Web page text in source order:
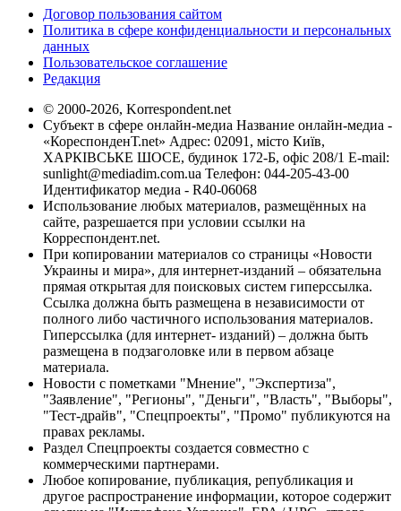
Договор пользования сайтом
Политика в сфере конфиденциальности и персональных
данных
Пользовательское соглашение
Редакция
© 2000-2026, Korrespondent.net
Субъект в сфере онлайн-медиа Название онлайн-медиа -
«КореспонденТ.net» Адрес: 02091, місто Київ,
ХАРКІВСЬКЕ ШОСЕ, будинок 172-Б, офіс 208/1 E-mail:
sunlight@mediadim.com.ua Телефон: 044-205-43-00
Идентификатор медиа - R40-06068
Использование любых материалов, размещённых на
сайте, разрешается при условии ссылки на
Корреспондент.net.
При копировании материалов со страницы «Новости
Украины и мира», для интернет-изданий – обязательна
прямая открытая для поисковых систем гиперссылка.
Ссылка должна быть размещена в независимости от
полного либо частичного использования материалов.
Гиперссылка (для интернет- изданий) – должна быть
размещена в подзаголовке или в первом абзаце
материала.
Новости с пометками "Мнение", "Экспертиза",
"Заявление", "Регионы", "Деньги", "Власть", "Выборы",
"Тест-драйв", "Спецпроекты", "Промо" публикуются на
правах рекламы.
Раздел Спецпроекты создается совместно с
коммерческими партнерами.
Любое копирование, публикация, републикация и
другое распространение информации, которое содержит